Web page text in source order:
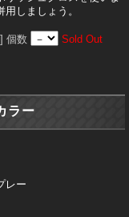
しましょう。
個数 Sold Out
ー
レー